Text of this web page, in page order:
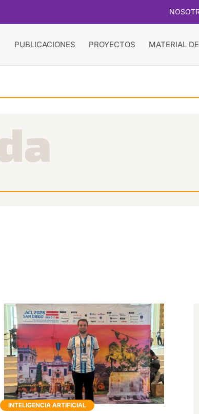
PUBLICACIONES PROYECTOS MATERIAL
INTELIGENCIA ARTIFICIAL